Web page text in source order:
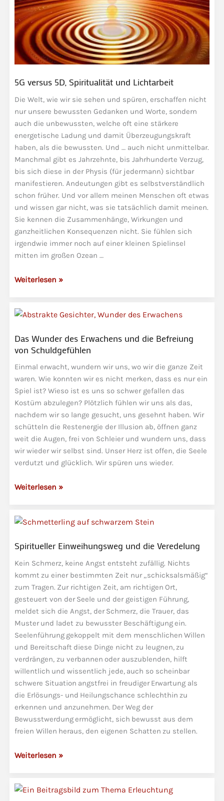
5G versus 5D, Spiritualität und Lichtarbeit
Die Welt, wie wir sie sehen und spüren, erschaffen nicht
nur unsere bewussten Gedanken und Worte, sondern
auch die unbewussten, welche oft eine stärkere
energetische Ladung und damit Überzeugungskraft
haben, als die bewussten. Und … auch nicht unmittelbar.
Manchmal gibt es Jahrzehnte, bis Jahrhunderte Verzug,
bis sich diese in der Physis (für jedermann) sichtbar
manifestieren. Andeutungen gibt es selbstverständlich
schon früher. Und vor allem meinen Menschen oft etwas
und wissen gar nicht, was sie tatsächlich damit meinen.
Sie kennen die Zusammenhänge, Wirkungen und
ganzheitlichen Konsequenzen nicht. Sie fühlen sich
irgendwie immer noch auf einer kleinen Spielinsel
mitten im großen Ozean …
5G
Spiritualität
Lichtarbeit
Weiterlesen »
Das Wunder des Erwachens und die Befreiung
von Schuldgefühlen
Einmal erwacht, wundern wir uns, wo wir die ganze Zeit
waren. Wie konnten wir es nicht merken, dass es nur ein
Spiel ist? Wieso ist es uns so schwer gefallen das
Kostüm abzulegen? Plötzlich fühlen wir uns als das,
nachdem wir so lange gesucht, uns gesehnt haben. Wir
schütteln die Restenergie der Illusion ab, öffnen ganz
weit die Augen, frei von Schleier und wundern uns, dass
wir wieder wir selbst sind. Unser Herz ist offen, die Seele
verdutzt und glücklich. Wir spüren uns wieder.
Das
Erwachens
die
Befreiung
von
Schuldgefühlen
Weiterlesen »
Spiritueller Einweihungsweg und die Veredelung
Kein Schmerz, keine Angst entsteht zufällig. Nichts
kommt zu einer bestimmten Zeit nur „schicksalsmäßig“
zum Tragen. Zur richtigen Zeit, am richtigen Ort,
gesteuert von der Seele und der geistigen Führung,
meldet sich die Angst, der Schmerz, die Trauer, das
Muster und ladet zu bewusster Beschäftigung ein.
Seelenführung gekoppelt mit dem menschlichen Willen
und Bereitschaft diese Dinge nicht zu leugnen, zu
verdrängen, zu verbannen oder auszublenden, hilft
willentlich und wissentlich jede, auch so scheinbar
schwere Situation angstfrei in freudiger Erwartung als
die Erlösungs- und Heilungschance schlechthin zu
erkennen und anzunehmen. Der Weg der
Bewusstwerdung ermöglicht, sich bewusst aus dem
freien Willen heraus, den eigenen Schatten zu stellen.
Spiritueller
die
Weiterlesen »